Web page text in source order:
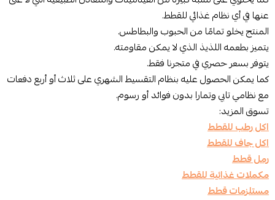
عنها في أي نظام غذائي للقطط.
المنتج يخلو تمامًا من الحبوب والبطاطس.
يتميز بطعمه اللذيذ الذي لا يمكن مقاومته.
يتوفر بسعر حصري في متجرنا فقط.
كما يمكن الحصول عليه بنظام التقسيط الشهري على ثلاث أو أربع دفعات
مع نظامي تابي وتمارا بدون فوائد أو رسوم.
تسوق المزيد:
اكل رطب للقطط
اكل جاف للقطط
رمل قطط
مكملات غذائية للقطط
مستلزمات قطط